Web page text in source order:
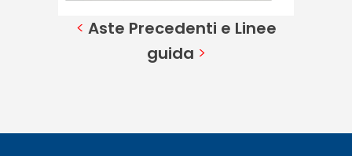
< Aste Precedenti e Linee
guida >